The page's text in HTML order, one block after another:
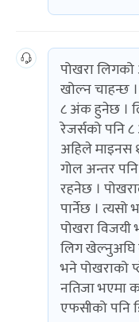
पोखरा
खोल्न चाहन्छ
८ अंक हुनेछ ।
रेजर्सको पनि
अहिले माइनस
गोल अन्तर
रहनेछ ।
पार्नेछ ।
पोखरा
लिग खेल्नुअघि
भने पोखराको
नतिजा भएमा
एफसीको पनि